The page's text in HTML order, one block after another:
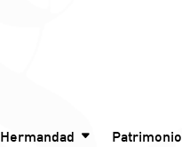
Hermandad Patrimonio